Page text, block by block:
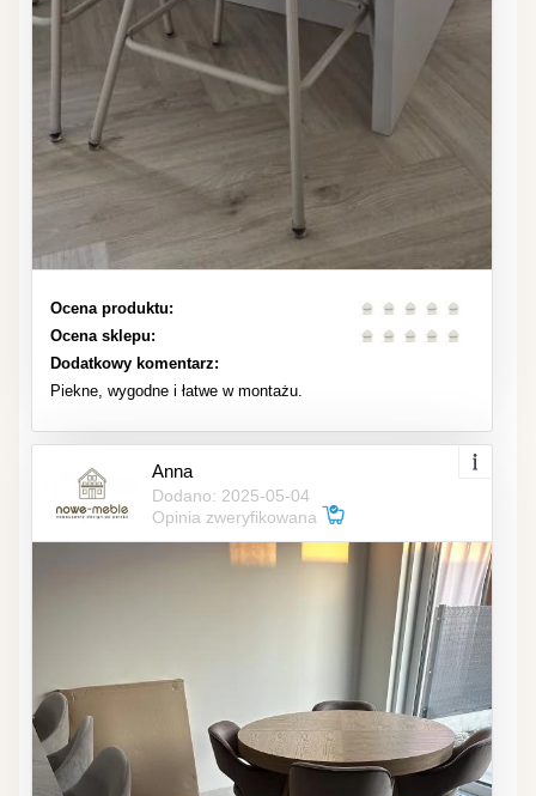
Ocena produktu:
Ocena sklepu:
Dodatkowy komentarz:
Piekne, wygodne i łatwe w montażu.
Anna
Dodano: 2025-05-04
Opinia zweryfikowana